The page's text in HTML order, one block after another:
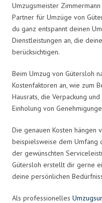
Umzugsmeister
Partner für Umzüge von
du ganz entspannt deinen
Dienstleistungen an, die
berücksichtigen.
Beim Umzug von Gütersloh
Kostenfaktoren an, wie zum
Hausrats, die Verpackung
Einholung von
Die genauen Kosten hängen
beispielsweise dem Umfang
der gewünschten
Gütersloh erstellt dir gerne
deine persönlichen
Als professionelles